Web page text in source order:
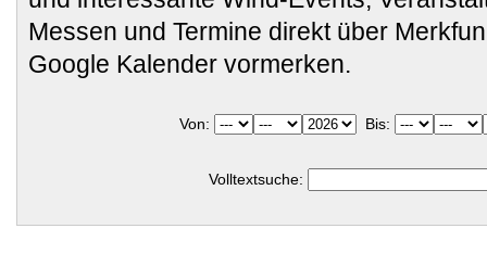
Messen und Termine direkt über
Google Kalender vormerken.
Von: Bis:
Volltextsuche: